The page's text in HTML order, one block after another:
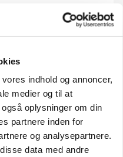
indhold og annoncer,
medier og til at
oplysninger om din
partnere inden for
og analysepartnere.
data med andre